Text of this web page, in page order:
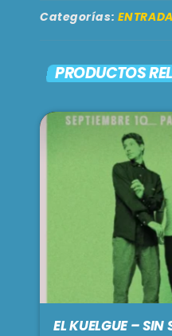
BRUNCH
3:00 pm -
MAR
5:00 pm -
Categorías:
PRODUCTOS
EL KUELGUE – SIN